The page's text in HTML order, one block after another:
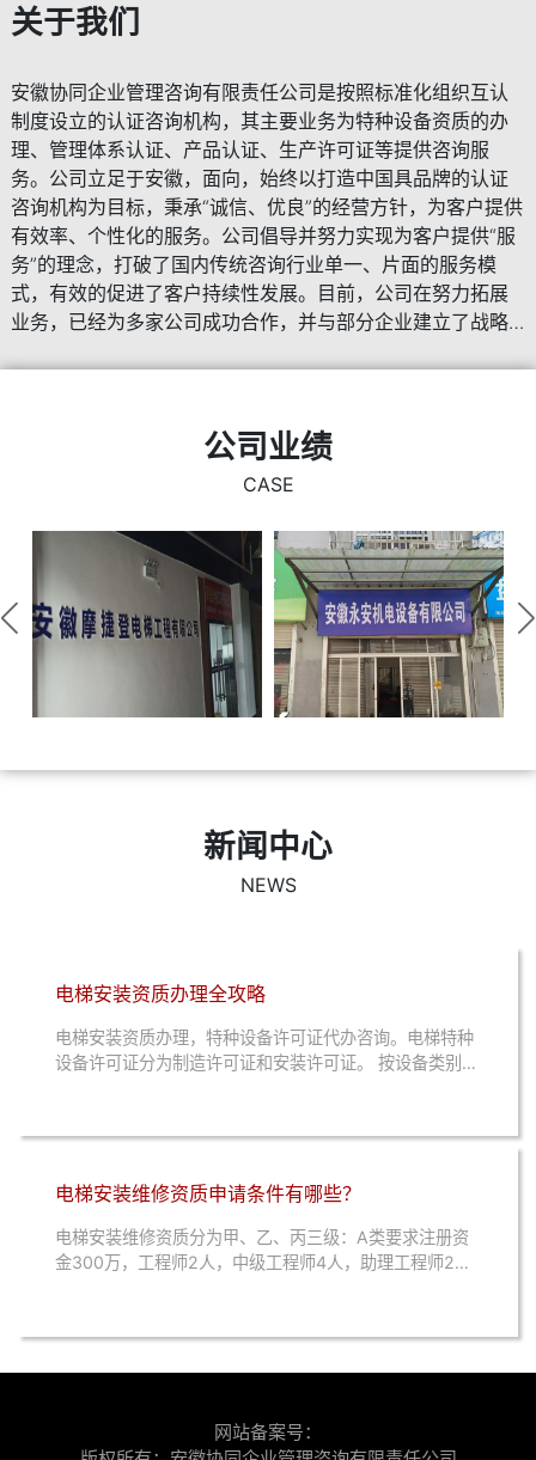
关于我们
安徽协同企业管理咨询有限责任公司是按照标准化组织互认
制度设立的认证咨询机构，其主要业务为特种设备资质的办
理、管理体系认证、产品认证、生产许可证等提供咨询服
务。公司立足于安徽，面向，始终以打造中国具品牌的认证
咨询机构为目标，秉承“诚信、优良”的经营方针，为客户提供
有效率、个性化的服务。公司倡导并努力实现为客户提供“服
务”的理念，打破了国内传统咨询行业单一、片面的服务模
式，有效的促进了客户持续性发展。目前，公司在努力拓展
业务，已经为多家公司成功合作，并与部分企业建立了战略
公司业绩
CASE
新闻中心
NEWS
电梯安装资质办理全攻略
电梯安装资质办理，特种设备许可证代办咨询。电梯特种
设备许可证分为制造许可证和安装许可证。 按设备类别分
电梯安装维修资质申请条件有哪些？
电梯安装维修资质分为甲、乙、丙三级：A类要求注册资
金300万，工程师2人，中级工程师4人，助理工程师2
网站备案号：